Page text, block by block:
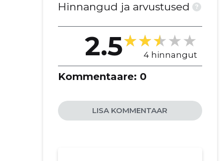
Hinnangud ja arvustused ?
2.5 4 hinnangut
Kommentaare: 0
LISA KOMMENTAAR